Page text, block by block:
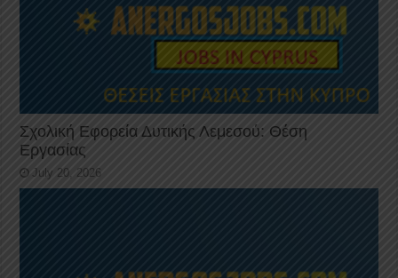
Σχολική Εφορεία Δυτικής Λεμεσού: Θέση
Εργασίας
July 20, 2026